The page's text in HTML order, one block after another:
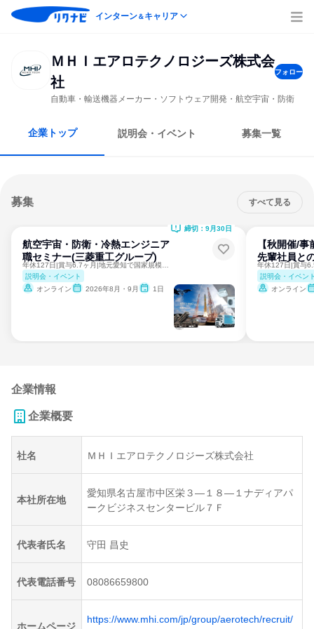
インターン＆キャリア
ＭＨＩエアロテクノロジーズ株式会
社
フォロー
自動車・輸送機器メーカー・ソフトウェア開発・航空宇宙・防衛
企業トップ 説明会・イベント 募集一覧
募集 すべて見る
航空宇宙・防衛・冷熱エンジニア
職セミナー(三菱重工グループ)
説明会・イベント
オンライン
2026年8月・9月 1日
締切：9月30日
【秋開催/
先輩社員と
説明会・イベン
オンライン
企業情報
企業概要
社名 ＭＨＩエアロテクノロジーズ株式会社
本社所在地
愛知県名古屋市中区栄３―１８―１ナディアパ
ークビジネスセンタービル７Ｆ
代表者氏名 守田 昌史
代表電話番号 08086659800
ホームページ
https://www.mhi.com/jp/group/aerotech/recruit/